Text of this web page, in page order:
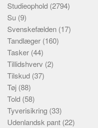
Studieophold (2794)
Su (9)
Svenskefælden (17)
Tandlæger (160)
Tasker (44)
Tillidshverv (2)
Tilskud (37)
Tøj (88)
Told (58)
Tyverisikring (33)
Udenlandsk pant (22)